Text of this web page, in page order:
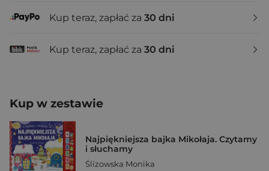
Kup teraz, zapłać za 30 dni
Kup teraz, zapłać za 30 dni
Kup w zestawie
Najpiękniejsza bajka Mikołaja. Czytamy
i słuchamy
Ślizowska Monika